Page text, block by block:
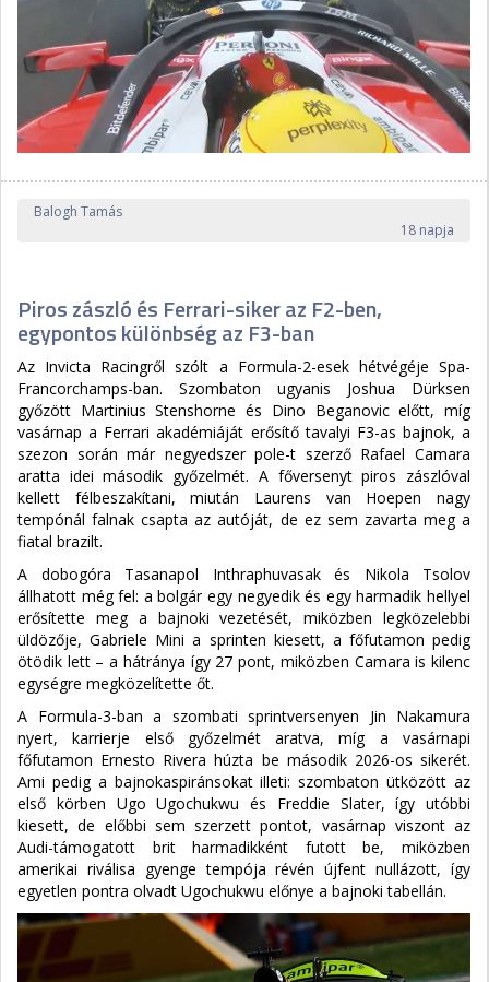
Balogh Tamás
18 napja
Piros zászló és Ferrari-siker az F2-ben,
egypontos különbség az F3-ban
Az Invicta Racingről szólt a Formula-2-esek hétvégéje Spa-
Francorchamps-ban. Szombaton ugyanis Joshua Dürksen
győzött Martinius Stenshorne és Dino Beganovic előtt, míg
vasárnap a Ferrari akadémiáját erősítő tavalyi F3-as bajnok, a
szezon során már negyedszer pole-t szerző Rafael Camara
aratta idei második győzelmét. A főversenyt piros zászlóval
kellett félbeszakítani, miután Laurens van Hoepen nagy
tempónál falnak csapta az autóját, de ez sem zavarta meg a
fiatal brazilt.
A dobogóra Tasanapol Inthraphuvasak és Nikola Tsolov
állhatott még fel: a bolgár egy negyedik és egy harmadik hellyel
erősítette meg a bajnoki vezetését, miközben legközelebbi
üldözője, Gabriele Mini a sprinten kiesett, a főfutamon pedig
ötödik lett – a hátránya így 27 pont, miközben Camara is kilenc
egységre megközelítette őt.
A Formula-3-ban a szombati sprintversenyen Jin Nakamura
nyert, karrierje első győzelmét aratva, míg a vasárnapi
főfutamon Ernesto Rivera húzta be második 2026-os sikerét.
Ami pedig a bajnokaspiránsokat illeti: szombaton ütközött az
első körben Ugo Ugochukwu és Freddie Slater, így utóbbi
kiesett, de előbbi sem szerzett pontot, vasárnap viszont az
Audi-támogatott brit harmadikként futott be, miközben
amerikai riválisa gyenge tempója révén újfent nullázott, így
egyetlen pontra olvadt Ugochukwu előnye a bajnoki tabellán.